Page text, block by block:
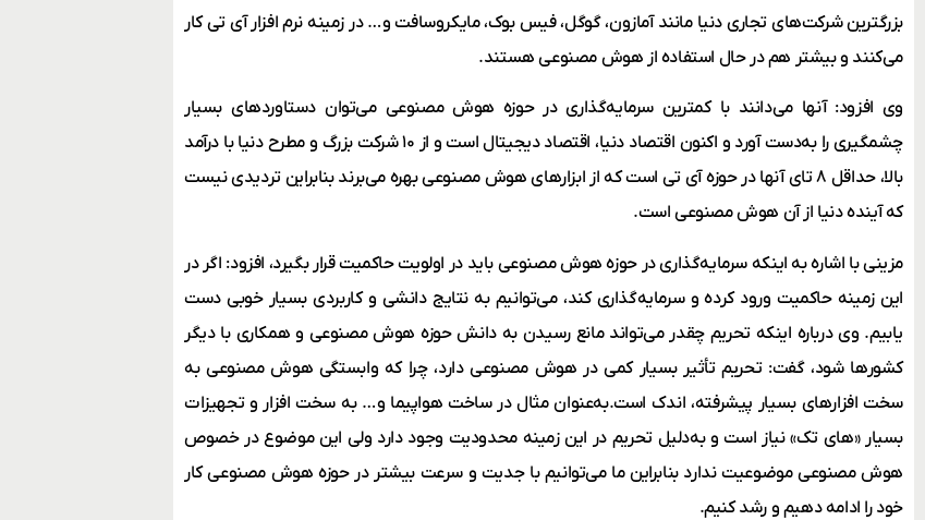
بزرگترین شرکت‌های تجاری دنیا مانند آمازون، گوگل، فیس بوک، مایکروسافت و… در زمینه نرم افزار آی تی کار
می‌کنند و بیشتر هم در حال استفاده از هوش مصنوعی هستند.
وی افزود: آنها می‌دانند با کمترین سرمایه‌گذاری در حوزه هوش مصنوعی می‌توان دستاوردهای بسیار
چشمگیری را به‌دست آورد و اکنون اقتصاد دنیا، اقتصاد دیجیتال است و از ۱۰ شرکت بزرگ و مطرح دنیا با درآمد
بالا، حداقل ۸ تای آنها در حوزه‌ آی تی است که از ابزارهای هوش مصنوعی بهره می‌برند بنابراین تردیدی نیست
که آینده دنیا از آن هوش مصنوعی است.
مزینی با اشاره به اینکه سرمایه‌گذاری در حوزه هوش مصنوعی باید در اولویت حاکمیت قرار بگیرد، افزود: اگر در
این زمینه حاکمیت ورود کرده و سرمایه‌گذاری کند، می‌توانیم به نتایج دانشی و کاربردی بسیار خوبی دست
یابیم. وی درباره اینکه تحریم چقدر می‌تواند مانع رسیدن به دانش حوزه هوش مصنوعی و همکاری با دیگر
کشورها شود، گفت: تحریم تأثیر بسیار کمی در هوش مصنوعی دارد، چرا که وابستگی هوش مصنوعی به
سخت افزارهای بسیار پیشرفته، اندک است.به‌عنوان مثال در ساخت هواپیما و… به سخت افزار و تجهیزات
بسیار «های تک» نیاز است و به‌دلیل تحریم در این زمینه محدودیت وجود دارد ولی این موضوع در خصوص
هوش مصنوعی موضوعیت ندارد بنابراین ما می‌توانیم با جدیت و سرعت بیشتر در حوزه هوش مصنوعی کار
خود را ادامه دهیم و رشد کنیم.